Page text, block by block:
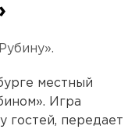
местный
Игра
гостей, передает